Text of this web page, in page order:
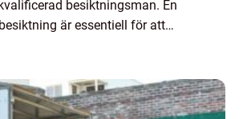
besiktningsman. En
är essentiell för att